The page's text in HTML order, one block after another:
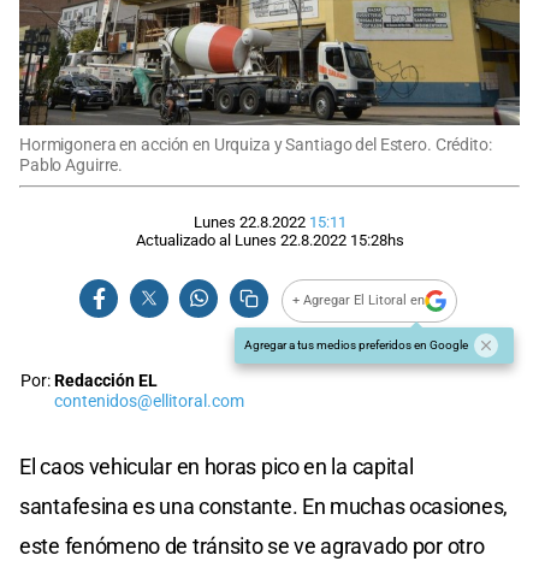
Hormigonera en acción en Urquiza y Santiago del Estero. Crédito:
Pablo Aguirre.
Lunes 22.8.2022 15:11
Actualizado al Lunes 22.8.2022 15:28hs
+ Agregar El Litoral en
Agregar a tus medios preferidos en Google
Por:Redacción EL
contenidos@ellitoral.com
El caos vehicular en horas pico en la capital
santafesina es una constante. En muchas ocasiones,
este fenómeno de tránsito se ve agravado por otro